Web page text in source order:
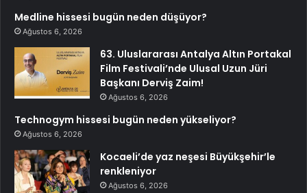
Medline hissesi bugün neden düşüyor?
Ağustos 6, 2026
63. Uluslararası Antalya Altın Portakal
Film Festivali’nde Ulusal Uzun Jüri
Başkanı Derviş Zaim!
Ağustos 6, 2026
Technogym hissesi bugün neden yükseliyor?
Ağustos 6, 2026
Kocaeli’de yaz neşesi Büyükşehir’le
renkleniyor
Ağustos 6, 2026